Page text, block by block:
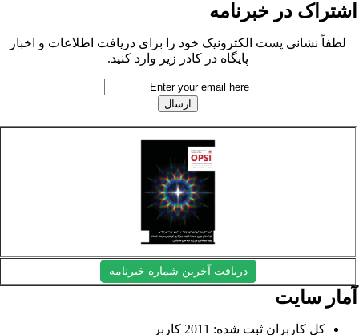
در خبرنامه
لطفاً نشانی پست الکترونیک خود را برای دریافت اطلاعات و اخبار
پایگاه در کادر زیر وارد کنید.
دریافت آخرین شماره خبرنامه
سایت
کل کاربران ثبت شده: 2011 کاربر